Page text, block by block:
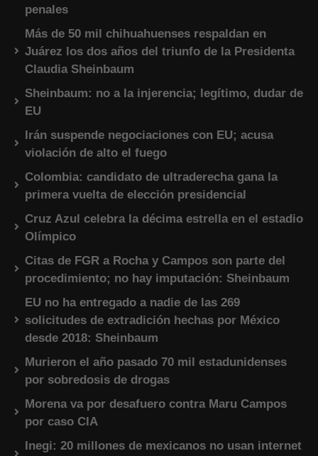
penales
Más de 50 mil chihuahuenses respaldan en
Juárez los dos años del triunfo de la Presidenta
Claudia Sheinbaum
Sheinbaum: no a la injerencia; legítimo, dudar de
EU
Irán suspende negociaciones con EU; acusa
violación de alto el fuego
Colombia: candidato de ultraderecha gana la
primera vuelta de elección presidencial
Cruz Azul celebra la décima estrella en el estadio
Olímpico
Citas de FGR a Rocha y Campos son parte del
procedimiento; no hay imputación: Sheinbaum
EU no ha entregado a nadie de las 269
solicitudes de extradición hechas por México
desde 2018: Sheinbaum
Murieron el año pasado 70 mil estadunidenses
por sobredosis de drogas
Morena va por desafuero contra Maru Campos
por caso CIA
Inegi: 20 millones de mexicanos no usan internet